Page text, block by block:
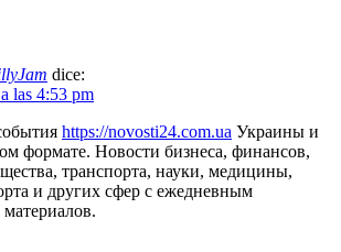
dice:
las 4:53 pm
https://novosti24.com.ua Украины и
формате. Новости бизнеса, финансов,
транспорта, науки, медицины,
и других сфер с ежедневным